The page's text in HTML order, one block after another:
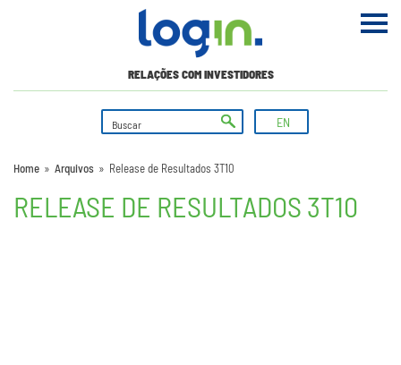
RELAÇÕES COM INVESTIDORES
EN
Home » Arquivos » Release de Resultados 3T10
RELEASE DE RESULTADOS 3T10